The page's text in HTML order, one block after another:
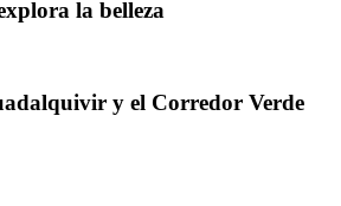
la belleza
y el Corredor Verde